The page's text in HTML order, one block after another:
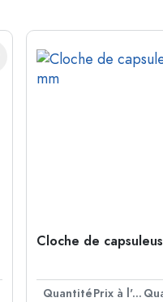
Cloche de
Quantité Prix à l'unité